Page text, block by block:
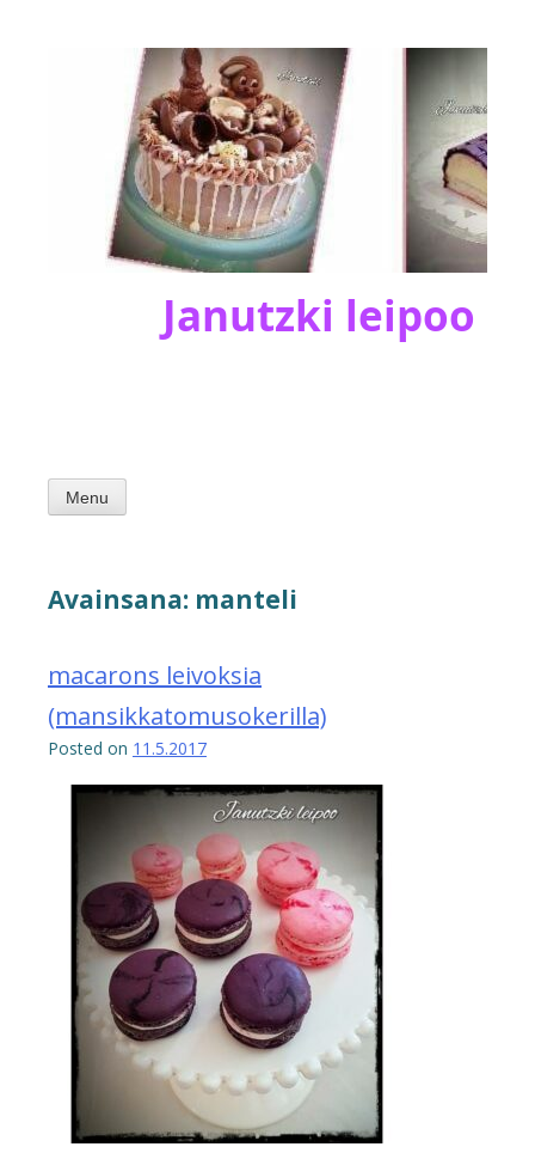
Janutzki leipoo
Menu
Avainsana: manteli
macarons leivoksia
(mansikkatomusokerilla)
Posted on 11.5.2017